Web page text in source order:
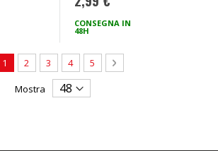
CONSEGNA IN
48H
Pagina
Attualmente stai leggendo la pagina
1 Pagina
2 Pagina
3 Pagina
4 Pagina
5 Pagina
Avanti
Mostra